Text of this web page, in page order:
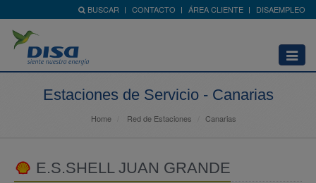
BUSCAR CONTACTO ÁREA CLIENTE DISAEMPLEO
Abrir
menú
Estaciones de Servicio - Canarias
Home Red de Estaciones Canarias
E.S.SHELL JUAN GRANDE